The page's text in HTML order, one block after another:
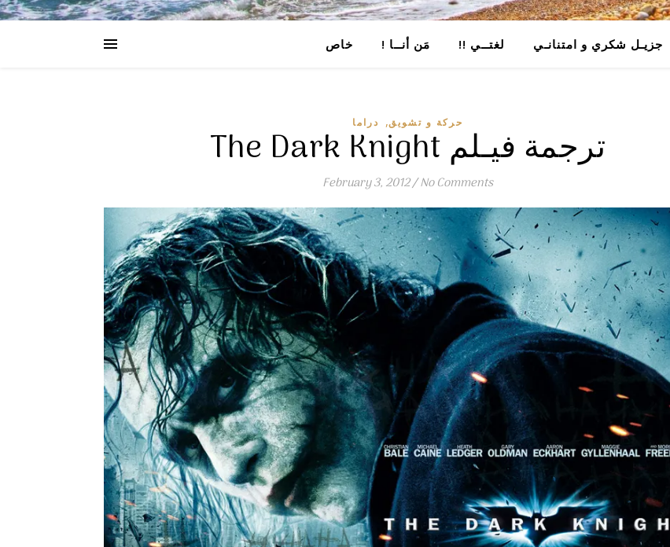
خاص ! مَن أنــا !! لغتــي جزيـل شكري و امتنانـي
حركة و تشويق, دراما
The Dark Knight ترجمة فيـلم
February 3, 2012/No Comments